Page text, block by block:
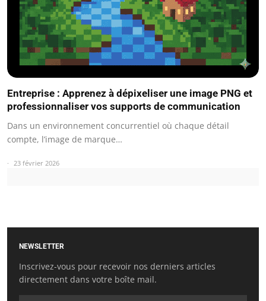
Entreprise : Apprenez à dépixeliser une image PNG et
professionnaliser vos supports de communication
Dans un environnement concurrentiel où chaque détail
compte, l’image de marque…
23 février 2026
NEWSLETTER
Inscrivez-vous pour recevoir nos derniers articles
directement dans votre boîte mail.